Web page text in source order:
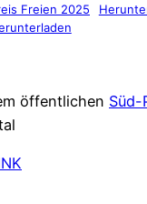
Freien 2025
öffentlichen Süd-